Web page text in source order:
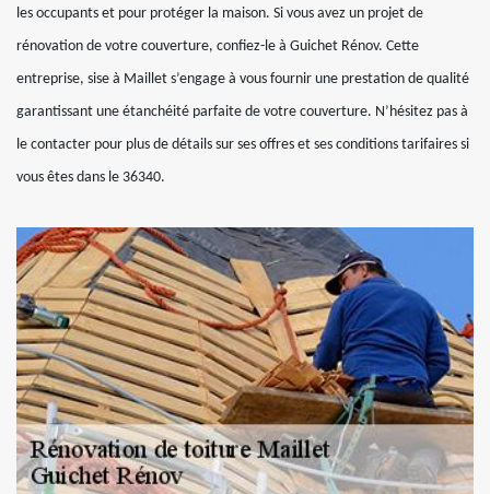
les occupants et pour protéger la maison. Si vous avez un projet de
rénovation de votre couverture, confiez-le à Guichet Rénov. Cette
entreprise, sise à Maillet s’engage à vous fournir une prestation de qualité
garantissant une étanchéité parfaite de votre couverture. N’hésitez pas à
le contacter pour plus de détails sur ses offres et ses conditions tarifaires si
vous êtes dans le 36340.